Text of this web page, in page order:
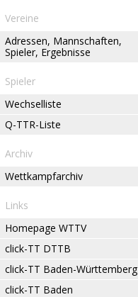
Vereine
Adressen, Mannschaften,
Spieler, Ergebnisse
Spieler
Wechselliste
Q-TTR-Liste
Archiv
Wettkampfarchiv
Links
Homepage WTTV
click-TT DTTB
click-TT Baden-Württemberg
click-TT Baden